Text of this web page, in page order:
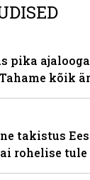
pika
kõik
takistus
rohelise tule